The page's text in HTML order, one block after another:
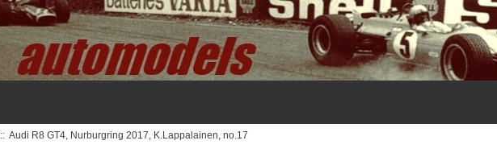
:: Audi R8 GT4, Nurburgring 2017, K.Lappalainen, no.17